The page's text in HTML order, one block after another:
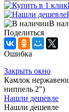
В
Поделиться
Ошибка
Закрыть окно
Камлок
ниппель 2")
Нашли дешевле
Нашли дешевле